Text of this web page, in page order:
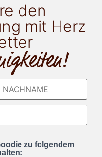
den
mit Herz
zu folgendem